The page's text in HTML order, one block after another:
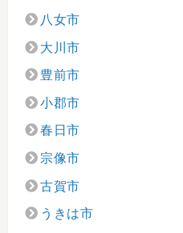
八女市
大川市
豊前市
小郡市
春日市
宗像市
古賀市
うきは市